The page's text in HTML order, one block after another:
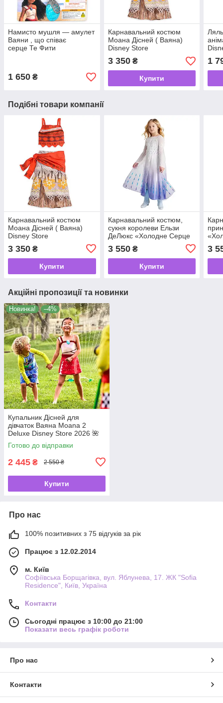
Намисто мушля — амулет
Ваяни , що співає
серце Те Фити
1 650 ₴
Карнавальний костюм
Моана Дісней ( Ваяна)
Disney Store
3 350₴
Купити
1
Подібні товари компанії
Карнавальний костюм
Моана Дісней ( Ваяна)
Disney Store
3 350 ₴
Купити
Карнавальний костюм,
сукня королеви Ельзи
ДеЛюкс «Холодне Серце
Frozen 2 Disney
3 550₴
Купити
3
Акційні пропозиції та новинки
Новинка! –4%
Купальник Дісней для
дівчаток Ваяна Moana 2
Deluxe Disney Store 2026 🌺
🌊
Готово до відправки
2 445 ₴ 2 550 ₴
Купити
Про нас
100% позитивних з 75 відгуків за рік
Працює з 12.02.2014
м. Київ
Софіївська Борщагівка, вул. Яблунева, 17. ЖК "Sofia
Residence", Київ, Україна
Контакти
Сьогодні працює з 10:00 до 21:00
Показати весь графік роботи
Про нас
Контакти